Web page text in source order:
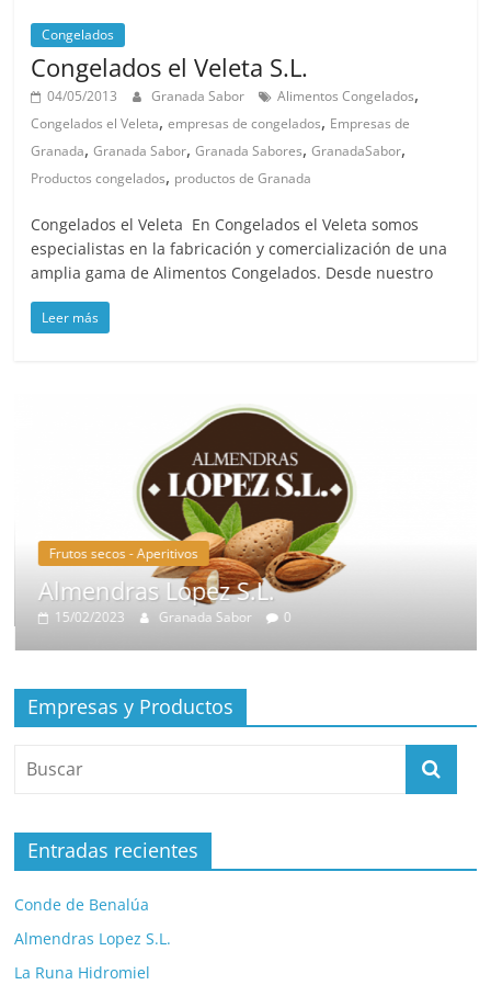
Congelados
Congelados el Veleta S.L.
04/05/2013 Granada Sabor Alimentos Congelados,
Congelados el Veleta,empresas de congelados, Empresas de
Granada,Granada Sabor,Granada Sabores,GranadaSabor,
Productos congelados, productos de Granada
Congelados el Veleta En Congelados el Veleta somos
especialistas en la fabricación y comercialización de una
amplia gama de Alimentos Congelados. Desde nuestro
Leer más
Frutos secos - Aperitivos
Almendras Lopez S.L.
15/02/2023 Granada Sabor 0
Empresas y Productos
Entradas recientes
Conde de Benalúa
Almendras Lopez S.L.
La Runa Hidromiel